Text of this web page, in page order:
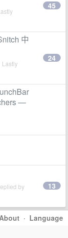
45
中
Lastly
24
—
by 13
· Language